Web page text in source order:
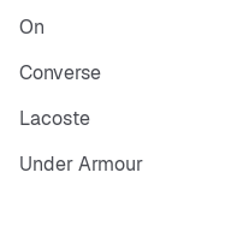
On
Converse
Lacoste
Under Armour